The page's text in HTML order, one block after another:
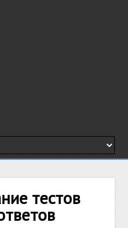
тестов